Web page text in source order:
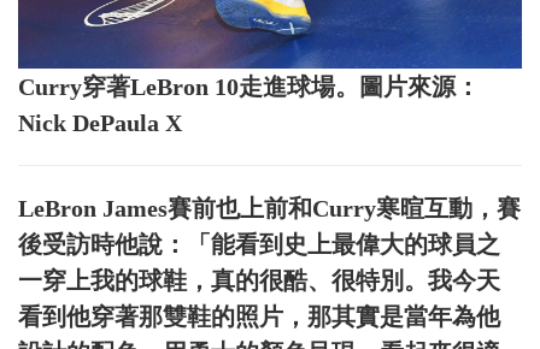
Curry穿著LeBron 10走進球場。圖片來源：
Nick DePaula X
LeBron James賽前也上前和Curry寒暄互動，賽
後受訪時他說：「能看到史上最偉大的球員之
一穿上我的球鞋，真的很酷、很特別。我今天
看到他穿著那雙鞋的照片，那其實是當年為他